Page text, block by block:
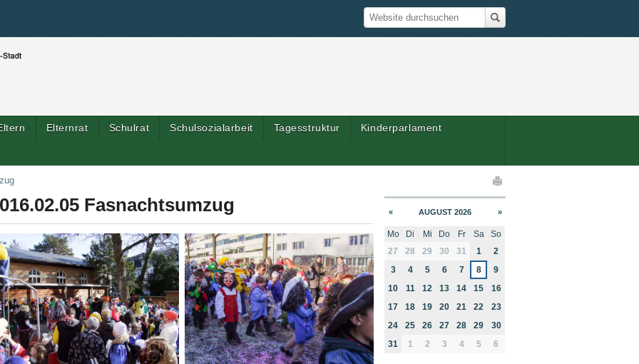
Suche
Website durchsuchen
Elternrat Schulrat Schulsozialarbeit Tagesstruktur Kinderparlament
Fasnachtsumzug « AUGUST 2026 »
month-8
Mo Di Mi Do Fr Sa
So
27
28 29 30 31 1
2
3
4 5 6 7 8
9
10
11 12 13 14 15
16
17
18 19 20 21 22
23
24
25 26 27 28 29
30
31
1 2 3 4 5 6